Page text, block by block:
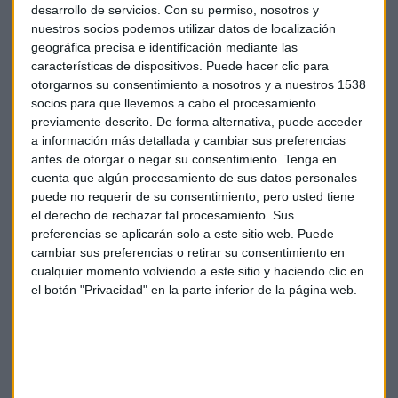
desarrollo de servicios. Con su permiso, nosotros y
nuestros socios podemos utilizar datos de localización
geográfica precisa e identificación mediante las
características de dispositivos. Puede hacer clic para
otorgarnos su consentimiento a nosotros y a nuestros 1538
socios para que llevemos a cabo el procesamiento
previamente descrito. De forma alternativa, puede acceder
a información más detallada y cambiar sus preferencias
antes de otorgar o negar su consentimiento. Tenga en
cuenta que algún procesamiento de sus datos personales
puede no requerir de su consentimiento, pero usted tiene
el derecho de rechazar tal procesamiento. Sus
preferencias se aplicarán solo a este sitio web. Puede
cambiar sus preferencias o retirar su consentimiento en
cualquier momento volviendo a este sitio y haciendo clic en
el botón "Privacidad" en la parte inferior de la página web.
entradas ha vendido se explica por una razón muy sencilla:
y es que el efecto inflación hace que el precio de las entradas
suba y, por tanto, si sube el precio de las entradas, sube la
recaudación. Por ejemplo, en 2002 el precio medio del ticket
era de 5’81 dólares, mientras que en 2015 es de 8’34.
USA EEUU Estados Unidos Star wars
Recaudación Taquilla 2015 Jurassic World